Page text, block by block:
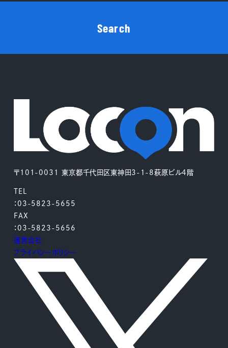
〒101-0031 東京都千代田区東神田3-1-8萩原ビル4階
TEL
：03-5823-5655
FAX
：03-5823-5656
運営会社
プライバシーポリシー
Search